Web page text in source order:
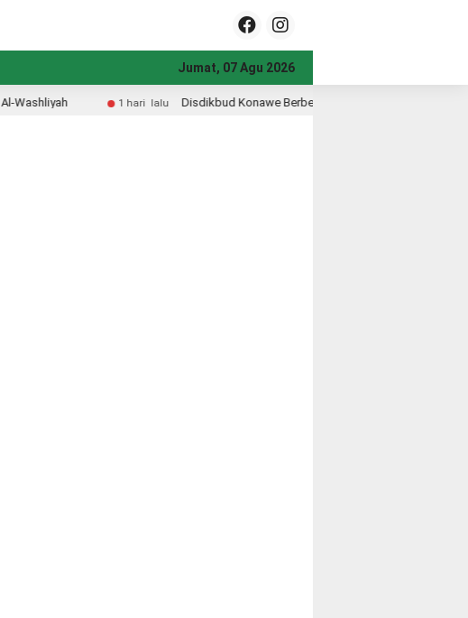
Jumat, 07 Agu 2026
Disdikbud Konawe Berbenah dari Halaman Kantor, Wujudkan Pelayanan Prima dan